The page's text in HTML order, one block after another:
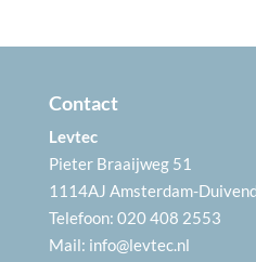
Contact
Levtec
Pieter Braaijweg 51
1114AJ Amsterdam-
Telefoon: 020 408 2553
Mail: info@levtec.nl